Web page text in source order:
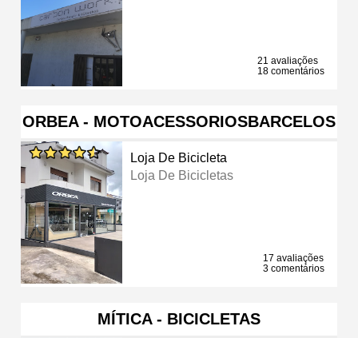
21 avaliações
18 comentários
ORBEA - MOTOACESSORIOSBARCELOS
Loja De Bicicleta
Loja De Bicicletas
17 avaliações
3 comentários
MÍTICA - BICICLETAS